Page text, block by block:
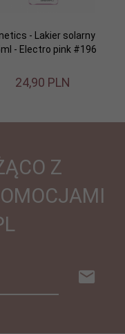
- Lakier solarny
- Electro pink #196
24,90 PLN
Z